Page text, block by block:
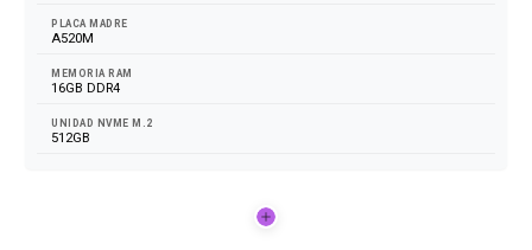
PLACA MADRE
A520M
MEMORIA RAM
16GB DDR4
UNIDAD NVME M.2
512GB